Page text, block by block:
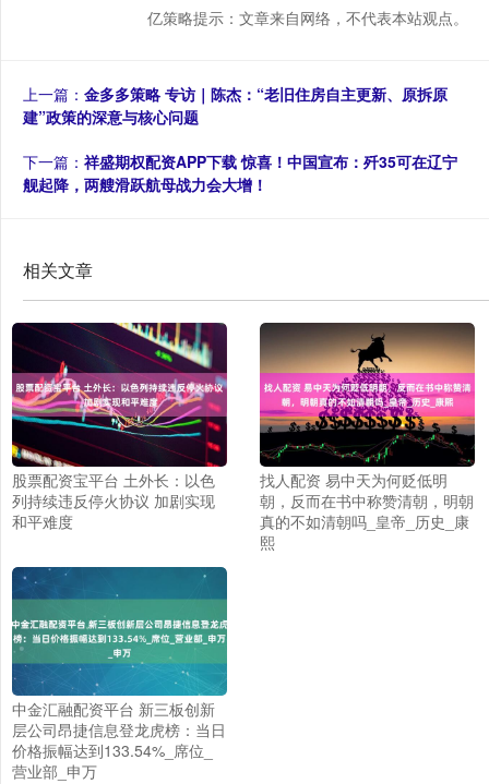
亿策略提示：文章来自网络，不代表本站观点。
上一篇： 金多多策略 专访｜陈杰：“老旧住房自主更新、原拆原
建”政策的深意与核心问题
下一篇： 祥盛期权配资APP下载 惊喜！中国宣布：歼35可在辽宁
舰起降，两艘滑跃航母战力会大增！
相关文章
股票配资宝平台 土外长：以色
列持续违反停火协议 加剧实现
和平难度
找人配资 易中天为何贬低明
朝，反而在书中称赞清朝，明朝
真的不如清朝吗_皇帝_历史_康
熙
中金汇融配资平台 新三板创新
层公司昂捷信息登龙虎榜：当日
价格振幅达到133.54%_席位_
营业部_申万